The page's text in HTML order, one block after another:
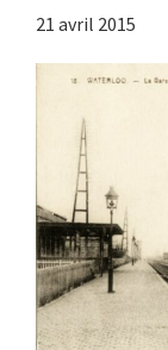
21 avril 2015